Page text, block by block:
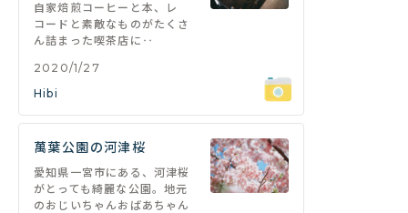
自家焙煎コーヒーと本、レ
コードと素敵なものがたくさ
ん詰まった喫茶店に‥
2020/1/27
Hibi
萬葉公園の河津桜
愛知県一宮市にある、河津桜
がとっても綺麗な公園。地元
のおじいちゃんおばあちゃん